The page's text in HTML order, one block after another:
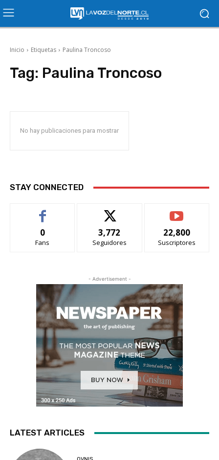
Inicio Etiquetas Paulina Troncoso
Tag: Paulina Troncoso
No hay publicaciones para mostrar
STAY CONNECTED
0
Fans
3,772
Seguidores
22,800
Suscriptores
- Advertisement -
LATEST ARTICLES